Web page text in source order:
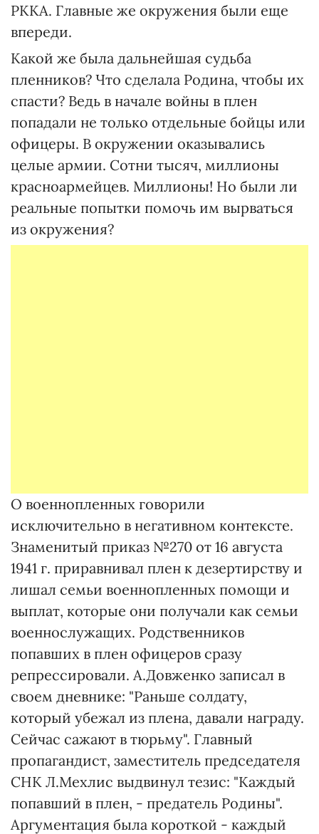
РККА. Главные же окружения были еще
впереди.
Какой же была дальнейшая судьба
пленников? Что сделала Родина, чтобы их
спасти? Ведь в начале войны в плен
попадали не только отдельные бойцы или
офицеры. В окружении оказывались
целые армии. Сотни тысяч, миллионы
красноармейцев. Миллионы! Но были ли
реальные попытки помочь им вырваться
из окружения?
О военнопленных говорили
исключительно в негативном контексте.
Знаменитый приказ №270 от 16 августа
1941 г. приравнивал плен к дезертирству и
лишал семьи военнопленных помощи и
выплат, которые они получали как семьи
военнослужащих. Родственников
попавших в плен офицеров сразу
репрессировали. А.Довженко записал в
своем дневнике: "Раньше солдату,
который убежал из плена, давали награду.
Сейчас сажают в тюрьму". Главный
пропагандист, заместитель председателя
СНК Л.Мехлис выдвинул тезис: "Каждый
попавший в плен, - предатель Родины".
Аргументация была короткой - каждый